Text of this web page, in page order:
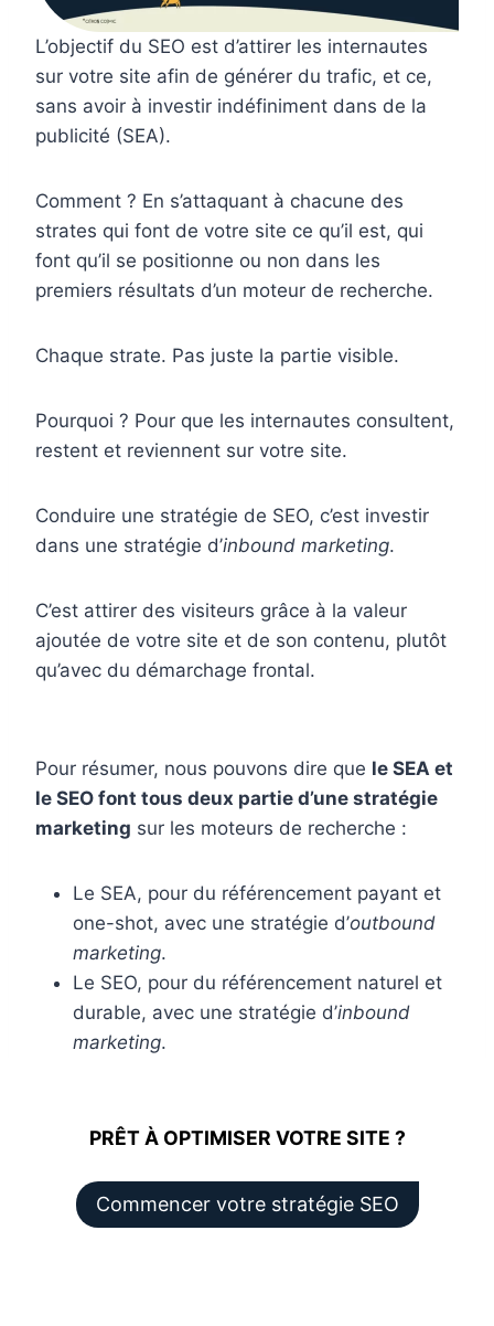
L’objectif du SEO est d’attirer les internautes
sur votre site afin de générer du trafic, et ce,
sans avoir à investir indéfiniment dans de la
publicité (SEA).
Comment ? En s’attaquant à chacune des
strates qui font de votre site ce qu’il est, qui
font qu’il se positionne ou non dans les
premiers résultats d’un moteur de recherche.
Chaque strate. Pas juste la partie visible.
Pourquoi ? Pour que les internautes consultent,
restent et reviennent sur votre site.
Conduire une stratégie de SEO, c’est investir
dans une stratégie d’inbound marketing.
C’est attirer des visiteurs grâce à la valeur
ajoutée de votre site et de son contenu, plutôt
qu’avec du démarchage frontal.
Pour résumer, nous pouvons dire que le SEA et
le SEO font tous deux partie d’une stratégie
marketing sur les moteurs de recherche :
Le SEA, pour du référencement payant et
one-shot, avec une stratégie d’outbound
marketing.
Le SEO, pour du référencement naturel et
durable, avec une stratégie d’inbound
marketing.
PRÊT À OPTIMISER VOTRE SITE ?
Commencer votre stratégie SEO